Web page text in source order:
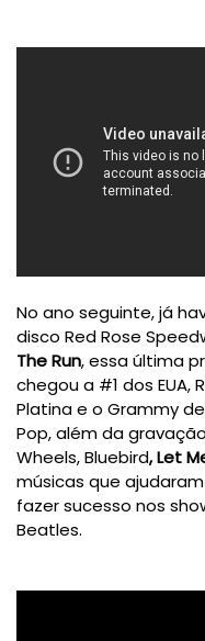
No ano seguinte, já
disco Red Rose
The Run, essa última
chegou a #1 dos EUA,
Platina e o Grammy
Pop, além da
Wheels, Bluebird, Let
músicas que
fazer sucesso nos
Beatles.